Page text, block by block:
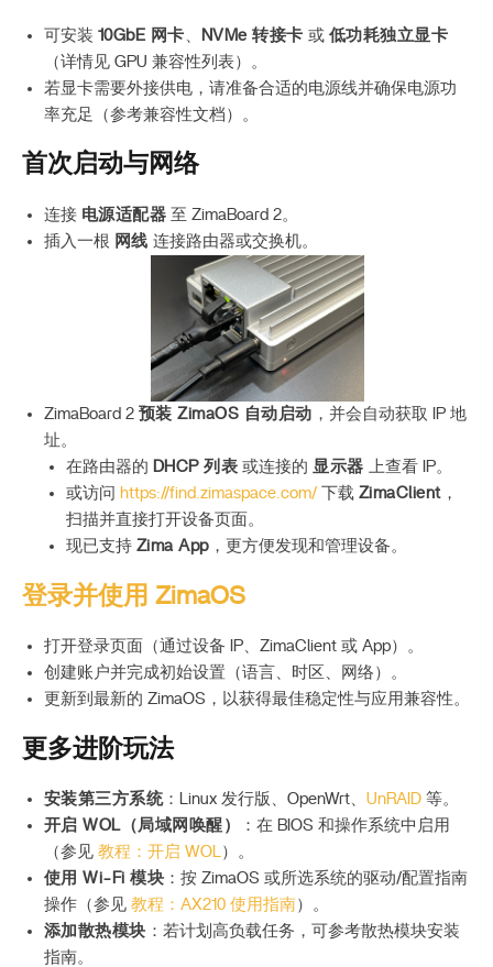
可安装 10GbE 网卡 NVMe 转接卡 或 低功耗独立显卡
（详情见 GPU 兼容性列表）。
若显卡需要外接供电，请准备合适的电源线并确保电源功
率充足（参考兼容性文档）。
首次启动与网络
连接 电源适配器 至 ZimaBoard 2。
插入一根 网线 连接路由器或交换机。
ZimaBoard 2 预装 ZimaOS 自动启动 ，并会自动获取 IP 地
址。
在路由器的 DHCP 列表 或连接的显示器 上查看 IP。
或访问
https://find.zimaspace.com/ 下载 ZimaClient，
扫描并直接打开设备页面。
现已支持 Zima App，更方便发现和管理设备。
登录并使用 ZimaOS
打开登录页面（通过设备 IP、ZimaClient 或 App）。
创建账户并完成初始设置（语言、时区、网络）。
更新到最新的 ZimaOS，以获得最佳稳定性与应用兼容性。
更多进阶玩法
安装第三方系统：Linux 发行版、OpenWrt、UnRAID 等。
开启 WOL（局域网唤醒）
：在 BIOS 和操作系统中启用
（参见 教程：开启 WOL）。
使用 Wi-Fi 模块 ：按 ZimaOS 或所选系统的驱动/配置指南
操作（参见 教程：AX210 使用指南）。
添加散热模块 ：若计划高负载任务，可参考散热模块安装
指南。